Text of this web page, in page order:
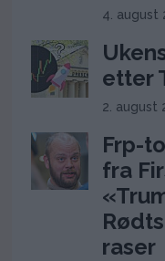
4. august
etter
2. august
Frp-
fra
raser